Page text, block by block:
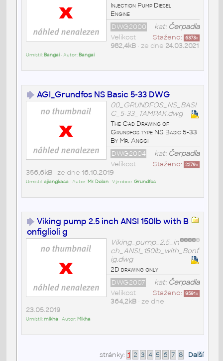
Injection Pump Diesel
Engine
kat: Čerpadla
DWG2000
Staženo: 6373x
Velikost
982,4kB• ze dne 24.03.2021
Umístil: Bangai• Autor: Bangai
AGI_Grundfos NS Basic 5-33 DWG
00_GRUNDFOS_NS_BASI
C_5-33_TAMPAK.dwg
The Cad Drawing of
Grundfos type NS Basic 5-33
By Mr. Anggi
kat: Čerpadla
DWG2004
Staženo: 2279x
Velikost
356,6kB• ze dne 16.10.2019
Umístil:ajiangkasa • Autor: Mr. Dolan• Výrobce:Grundfos
Viking pump 2.5 inch ANSI 150lb with B
onfiglioli g
Viking_pump_2.5_in
ch_ANSI_150lb_with_Bonf
ig.dwg
2D drawing only
kat: Čerpadla
DWG2007
Staženo: 9591x
Velikost
364,2kB• ze dne
23.05.2019
Umístil:mikha • Autor: Mikha
stránky: 1 2 3 4 5 6 7 8 Další